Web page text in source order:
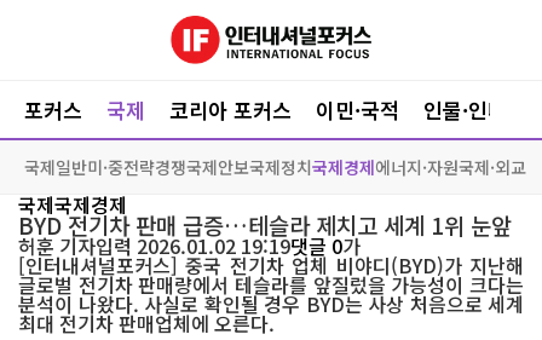
포커스 국제 코리아 포커스 이민·국적 인물·인터뷰
국제일반미·중전략경쟁국제안보국제정치국제경제에너지·자원국제·외교
국제국제경제
BYD 전기차 판매 급증…테슬라 제치고 세계 1위 눈앞
허훈 기자입력 2026.01.02 19:19댓글 0가
[인터내셔널포커스] 중국 전기차 업체 비야디(BYD)가 지난해
글로벌 전기차 판매량에서 테슬라를 앞질렀을 가능성이 크다는
분석이 나왔다. 사실로 확인될 경우 BYD는 사상 처음으로 세계
최대 전기차 판매업체에 오른다.